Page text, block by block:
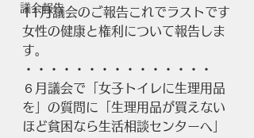
議会報告
11月議会のご報告これでラストです
女性の健康と権利について報告しま
す。
・・・・・・・・・・・・・・・
６月議会で「女子トイレに生理用品
を」の質問に「生理用品が買えない
ほど貧困なら生活相談センターへ」